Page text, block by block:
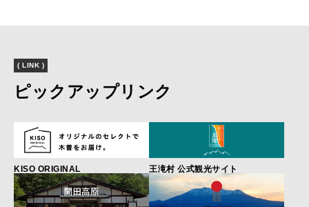
( LINK )
ピックアップリンク
KISO ORIGINAL 王滝村 公式観光サイト